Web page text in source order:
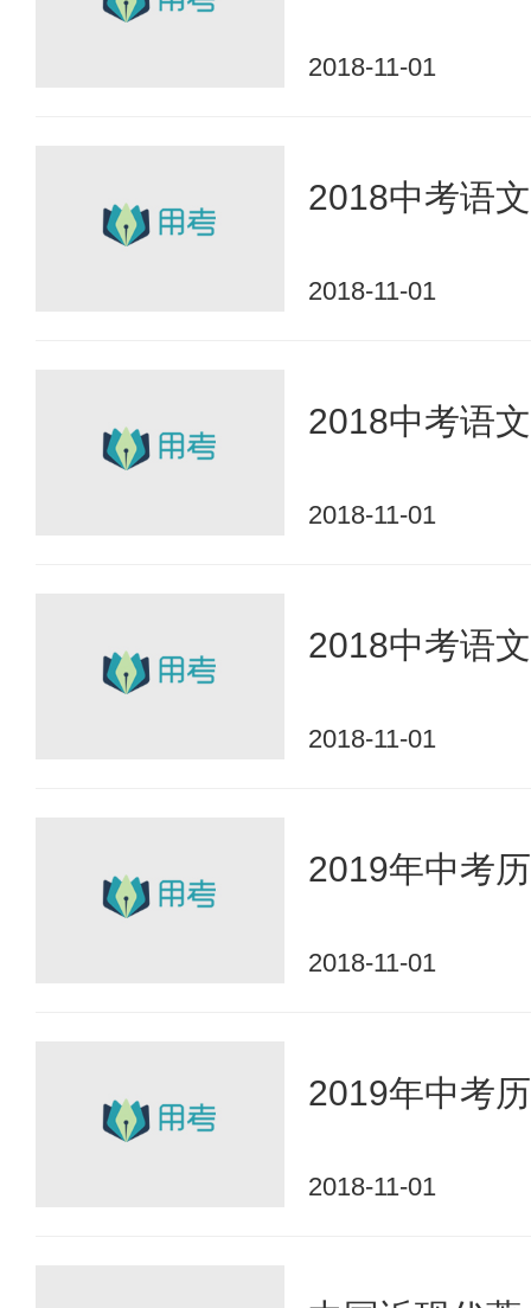
2018-11-01
2018中考语
2018-11-01
2018中考语
2018-11-01
2018中考语
2018-11-01
2019年中考
2018-11-01
2019年中考
2018-11-01